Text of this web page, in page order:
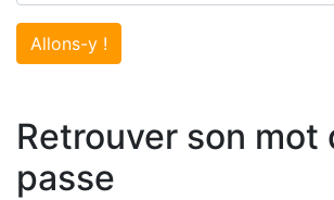
Allons-y !
Retrouver son mot
passe